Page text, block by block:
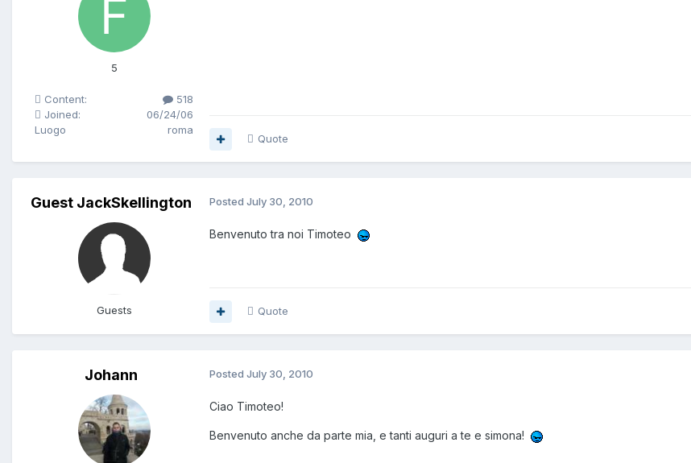
5
Content:
518
Joined:
06/24/06
Luogo
roma
Quote
Guest JackSkellington
Guests
Posted July 30, 2010
Benvenuto tra noi Timoteo
Quote
Johann Posted July 30, 2010
Ciao Timoteo!
Benvenuto anche da parte mia, e tanti auguri a te e simona!